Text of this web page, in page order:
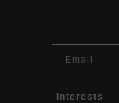
Email
Interests